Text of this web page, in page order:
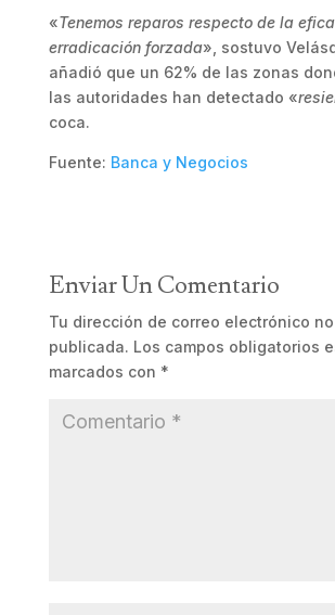
«Tenemos reparos respecto de la
erradicación forzada», sostuvo
añadió que un 62% de las zonas
las autoridades han detectado «
coca.
Fuente: Banca y Negocios
Enviar Un Comentario
Tu dirección de correo electrónico
publicada. Los campos obligatorios
marcados con *